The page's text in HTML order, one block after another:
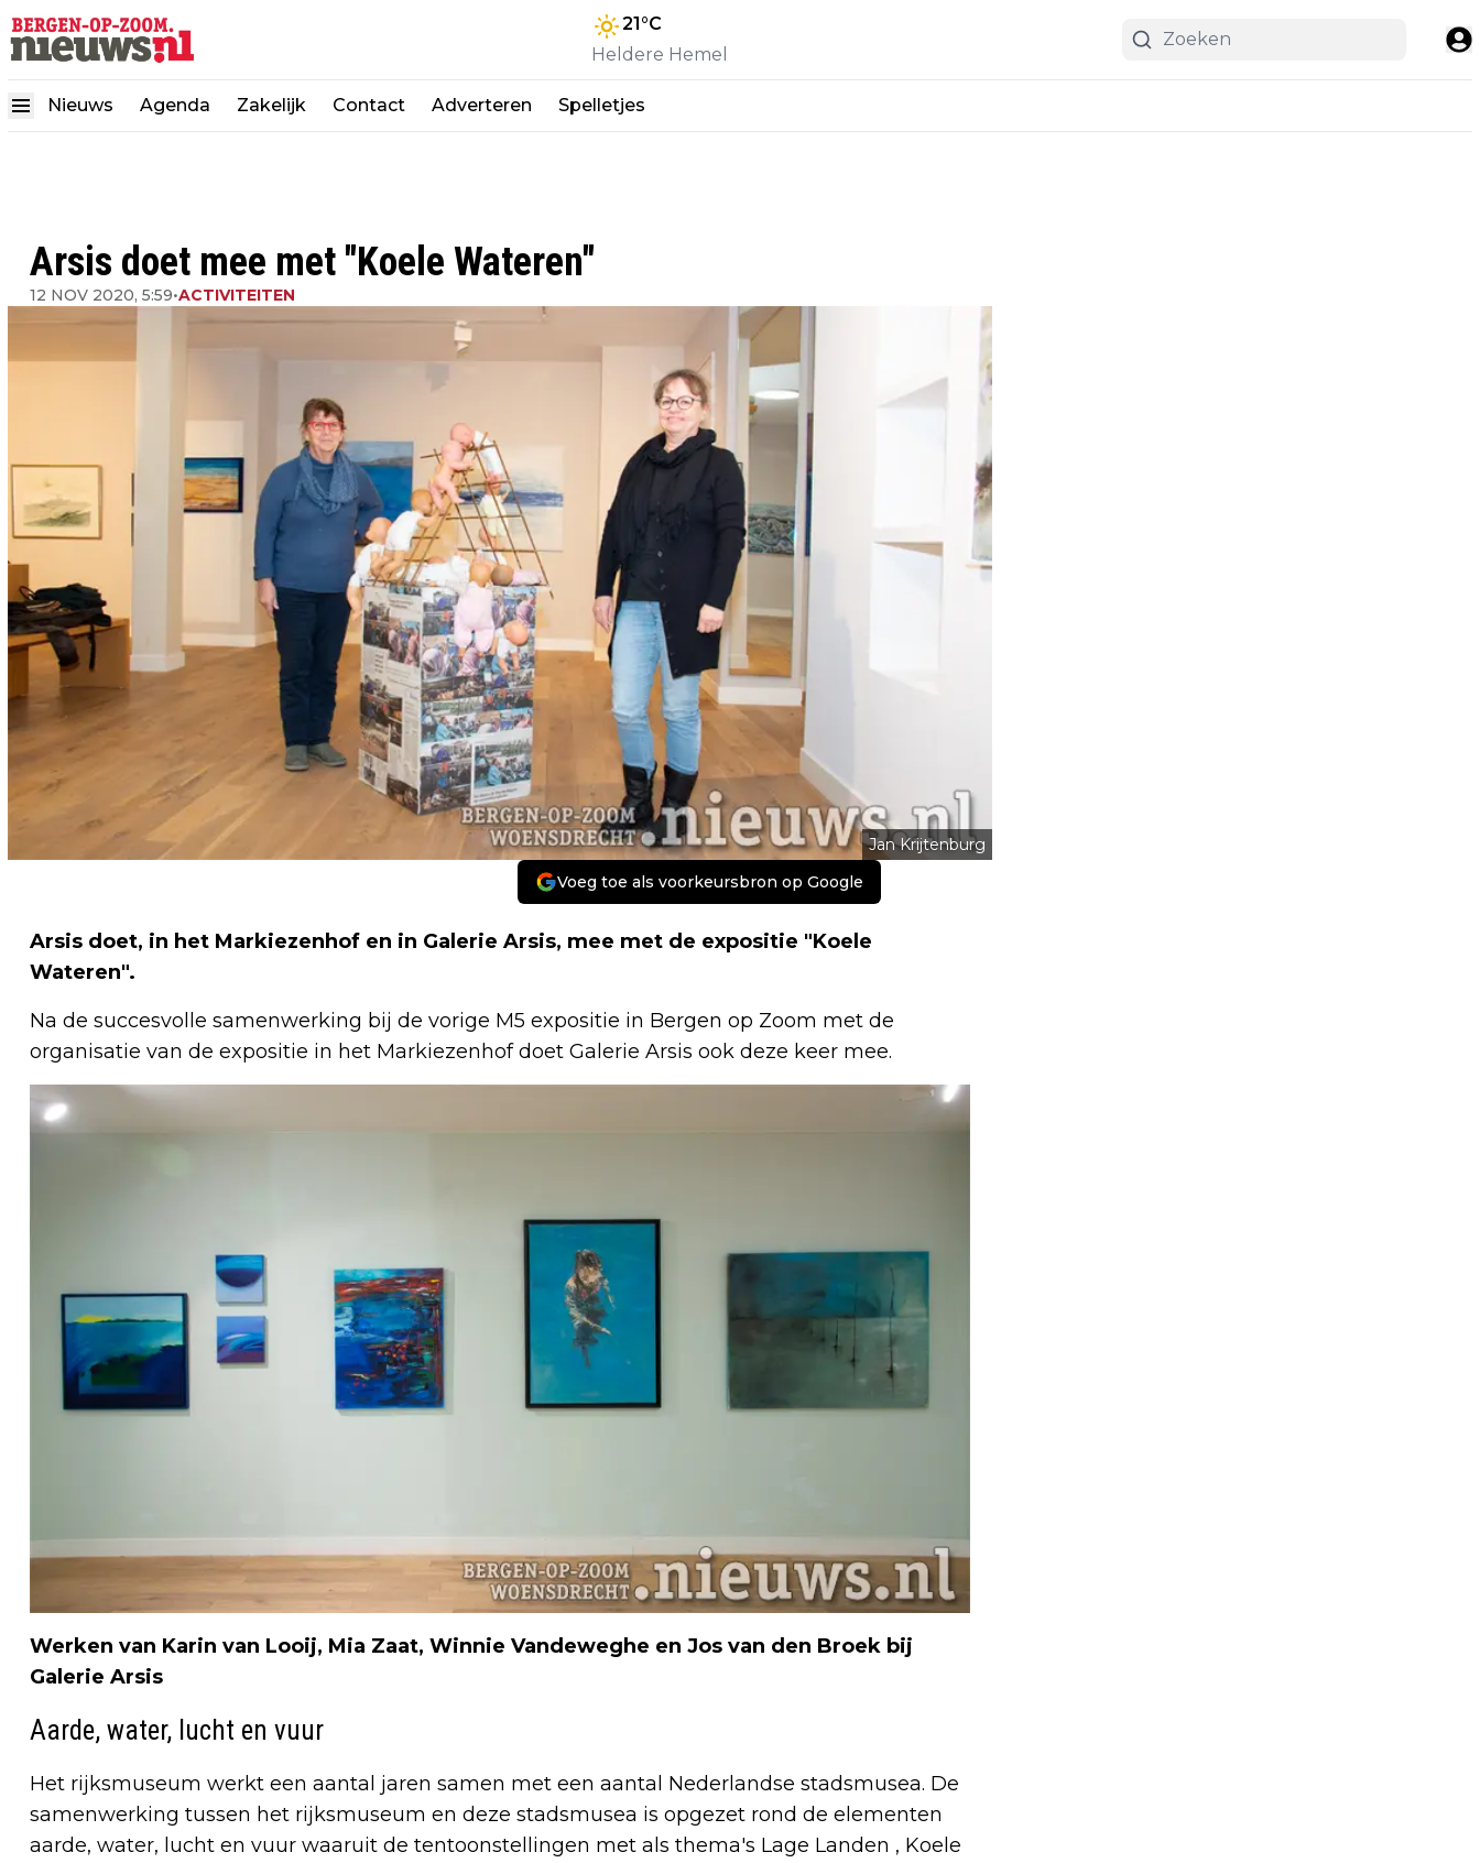
21°C
Heldere Hemel
Nieuws Agenda Zakelijk Contact Adverteren Spelletjes
Arsis doet mee met "Koele Wateren"
12 NOV 2020, 5:59•ACTIVITEITEN
Jan Krijtenburg
Voeg toe als voorkeursbron op Google
Arsis doet, in het Markiezenhof en in Galerie Arsis, mee met de expositie "Koele
Wateren".
Na de succesvolle samenwerking bij de vorige M5 expositie in Bergen op Zoom met de
organisatie van de expositie in het Markiezenhof doet Galerie Arsis ook deze keer mee.
Werken van Karin van Looij, Mia Zaat, Winnie Vandeweghe en Jos van den Broek bij
Galerie Arsis
Aarde, water, lucht en vuur
Het rijksmuseum werkt een aantal jaren samen met een aantal Nederlandse stadsmusea. De
samenwerking tussen het rijksmuseum en deze stadsmusea is opgezet rond de elementen
aarde, water, lucht en vuur waaruit de tentoonstellingen met als thema's Lage Landen , Koele